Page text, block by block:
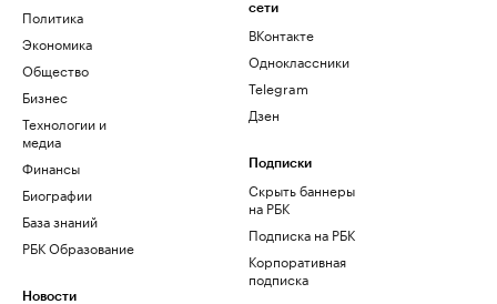
Политика
Экономика
Общество
Бизнес
Технологии и
медиа
Финансы
Биографии
База знаний
РБК Образование
Новости
сети
ВКонтакте
Одноклассники
Telegram
Дзен
Подписки
Скрыть баннеры
на РБК
Подписка на РБК
Корпоративная
подписка